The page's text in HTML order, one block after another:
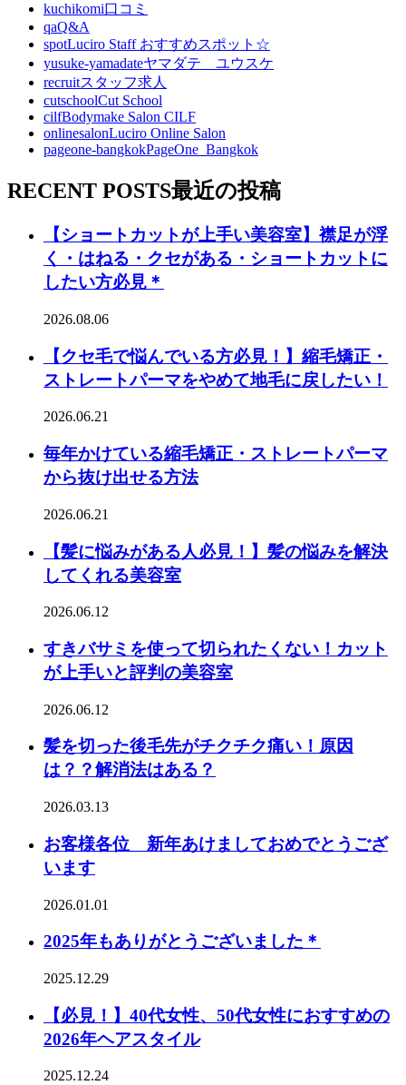
kuchikomi口コミ
qaQ&A
spotLuciro Staff おすすめスポット☆
yusuke-yamadateヤマダテ ユウスケ
recruitスタッフ求人
cutschoolCut School
cilfBodymake Salon CILF
onlinesalonLuciro Online Salon
pageone-bangkokPageOne_Bangkok
RECENT POSTS最近の投稿
【ショートカットが上手い美容室】襟足が浮
く・はねる・クセがある・ショートカットに
したい方必見＊
2026.08.06
【クセ毛で悩んでいる方必見！】縮毛矯正・
ストレートパーマをやめて地毛に戻したい！
2026.06.21
毎年かけている縮毛矯正・ストレートパーマ
から抜け出せる方法
2026.06.21
【髪に悩みがある人必見！】髪の悩みを解決
してくれる美容室
2026.06.12
すきバサミを使って切られたくない！カット
が上手いと評判の美容室
2026.06.12
髪を切った後毛先がチクチク痛い！原因
は？？解消法はある？
2026.03.13
お客様各位 新年あけましておめでとうござ
います
2026.01.01
2025年もありがとうございました＊
2025.12.29
【必見！】40代女性、50代女性におすすめの
2026年ヘアスタイル
2025.12.24